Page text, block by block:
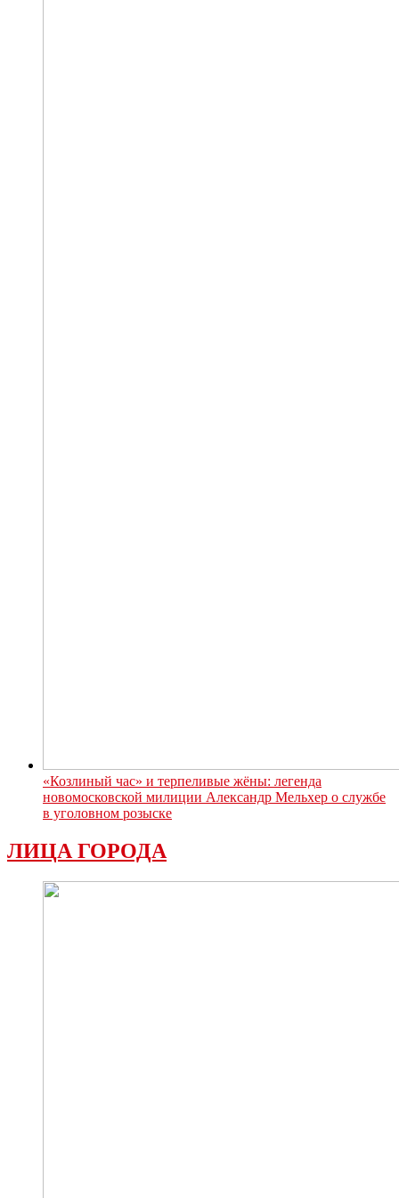
«Козлиный час» и терпеливые жёны: легенда
новомосковской милиции Александр Мельхер о службе
в уголовном розыске
ЛИЦА ГОРОДА